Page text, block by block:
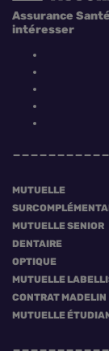
MUTUELLE
MUTUELLE SENIOR
DENTAIRE
OPTIQUE
MUTUELLE
CONTRAT MADELIN
MUTUELLE
Assurance
intéresser